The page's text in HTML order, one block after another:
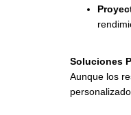
Soluciones
Aunque los